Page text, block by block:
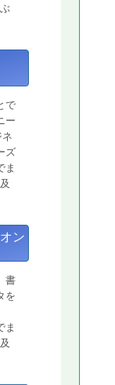
で
ー
ズ
ま
ン
書
を
ま